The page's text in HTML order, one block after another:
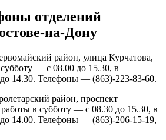
отделений
на-Дону
район, улица Курчатова,
— с 08.00 до 15.30, в
14.30. Телефоны — (863)-223-83-60.
район, проспект
в субботу — с 08.30 до 15.30, в
14.00. Телефоны — (863)-206-15-19,